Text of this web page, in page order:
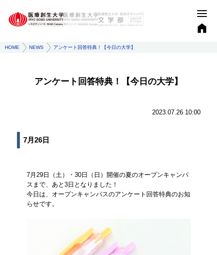
HOME NEWS アンケート回答特典！【今日の大学】
アンケート回答特典！【今日の大学】
2023.07.26 10:00
7月26日
7月29日（土）・30日（日）開催の夏のオープンキャンパ
スまで、あと3日となりました！
今日は、オープンキャンパスのアンケート回答特典のお知
らせです。